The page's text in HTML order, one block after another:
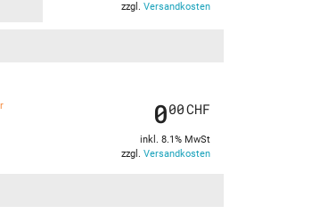
zzgl. Versandkosten
000CHF
inkl. 8.1% MwSt
zzgl. Versandkosten